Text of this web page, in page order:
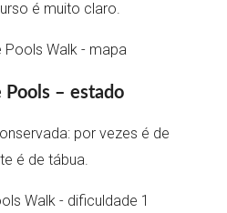
é muito claro.
Pools – estado
por vezes é de
é de tábua.